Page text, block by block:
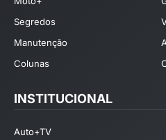
Segredos
Manutenção
Colunas
INSTITUCIONAL
Auto+TV